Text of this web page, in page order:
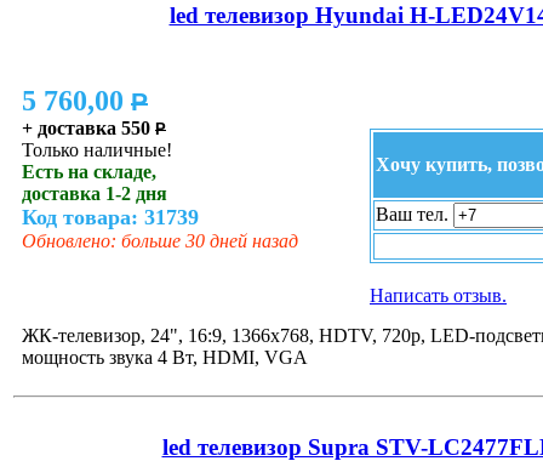
led телевизор Hyundai H-
5 760,00 P
+ доставка 550 P
Только наличные!
Есть на складе,
доставка 1-2 дня
Код товара: 31739
Обновлено: больше 30 дней назад
Хочу купить,
Ваш тел.
Написать отзыв.
ЖК-телевизор, 24", 16:9, 1366x768, HDTV, 720p, LED-
мощность звука 4 Вт, HDMI, VGA
led телевизор Supra STV-